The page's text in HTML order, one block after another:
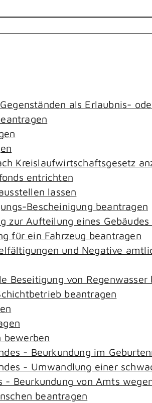
als Erlaubnis-
Kreislaufwirtschaftsgesetz
entrichten
lassen
Bescheinigung beantragen
zur Aufteilung eines
für ein Fahrzeug beantragen
und Negative
Beseitigung von
beantragen
bewerben
- Beurkundung im
- Umwandlung einer
- Beurkundung von Amts
beantragen